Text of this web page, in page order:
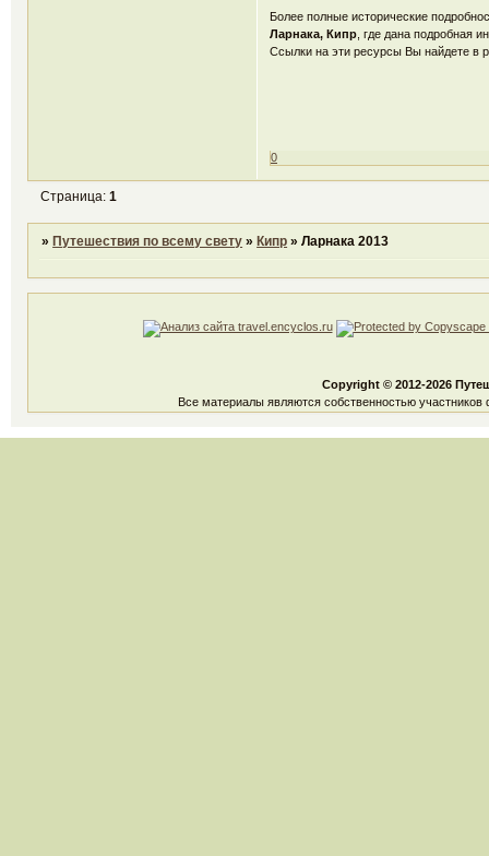
Более полные исторические
Ларнака, Кипр , где дана подробная
Ссылки на эти ресурсы Вы найдете в
0
Страница:1
» Путешествия по всему свету » Кипр »Ларнака 2013
Copyright © 2012-2026
Все материалы являются собственностью